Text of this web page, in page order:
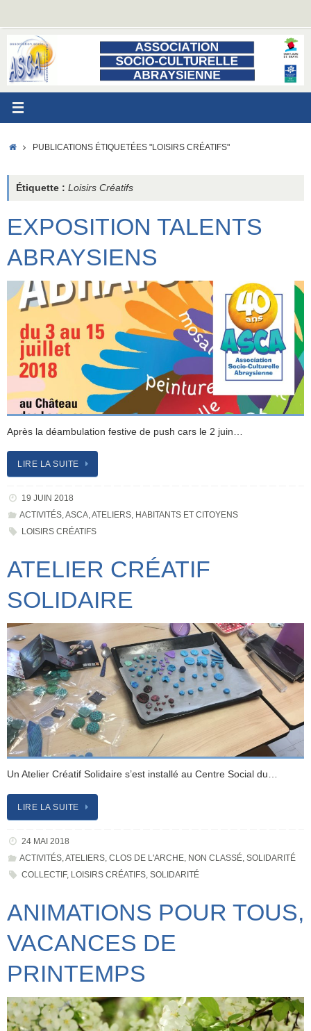
contenu
ACCUEIL
PUBLICATIONS ÉTIQUETÉES "LOISIRS CRÉATIFS"
Étiquette : Loisirs Créatifs
EXPOSITION TALENTS
ABRAYSIENS
Après la déambulation festive de push cars le 2 juin…
LIRE LA SUITE
19 JUIN 2018
ACTIVITÉS,ASCA,ATELIERS, HABITANTS ET CITOYENS
LOISIRS CRÉATIFS
ATELIER CRÉATIF
SOLIDAIRE
Un Atelier Créatif Solidaire s’est installé au Centre Social du…
LIRE LA SUITE
24 MAI 2018
ACTIVITÉS, ATELIERS, CLOS DE L'ARCHE, NON CLASSÉ, SOLIDARITÉ
COLLECTIF, LOISIRS CRÉATIFS, SOLIDARITÉ
ANIMATIONS POUR TOUS,
VACANCES DE
PRINTEMPS